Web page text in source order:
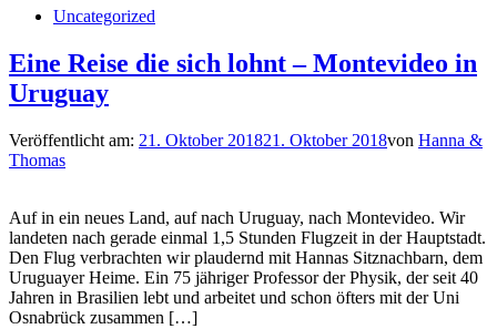
Uncategorized
Eine Reise die sich lohnt – Montevideo in
Uruguay
Veröffentlicht am: 21. Oktober 201821. Oktober 2018von Hanna &
Thomas
Auf in ein neues Land, auf nach Uruguay, nach Montevideo. Wir
landeten nach gerade einmal 1,5 Stunden Flugzeit in der Hauptstadt.
Den Flug verbrachten wir plaudernd mit Hannas Sitznachbarn, dem
Uruguayer Heime. Ein 75 jähriger Professor der Physik, der seit 40
Jahren in Brasilien lebt und arbeitet und schon öfters mit der Uni
Osnabrück zusammen […]